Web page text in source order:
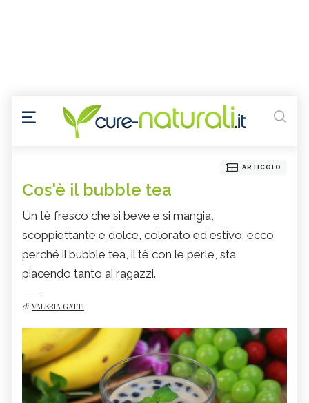
ARTICOLO
Cos'è il bubble tea
Un tè fresco che si beve e si mangia,
scoppiettante e dolce, colorato ed estivo: ecco
perché il bubble tea, il tè con le perle, sta
piacendo tanto ai ragazzi.
di VALERIA GATTI